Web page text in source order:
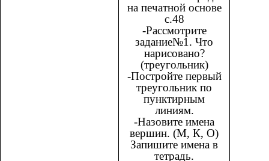
на печатной основе
с.48
-Рассмотрите
задание№1. Что
нарисовано?
(треугольник)
-Постройте первый
треугольник по
пунктирным
линиям.
-Назовите имена
вершин. (М, К, О)
Запишите имена в
тетрадь.